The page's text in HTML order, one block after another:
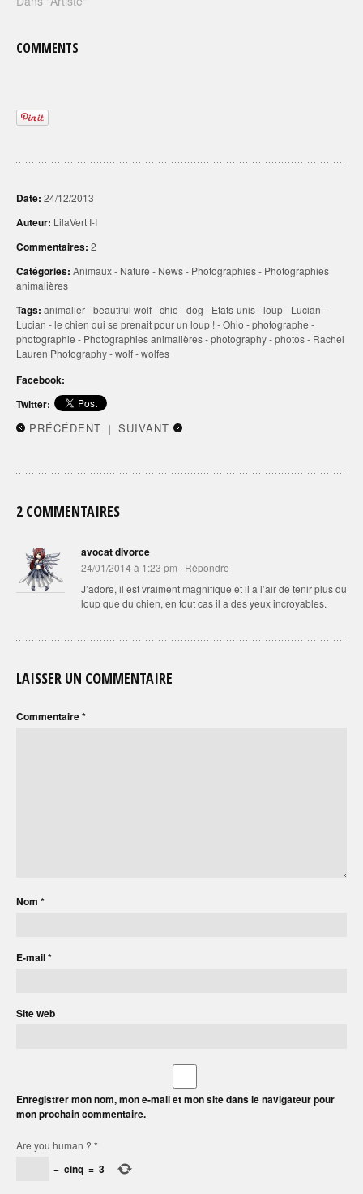
COMMENTS
Date: 24/12/2013
Auteur: LilaVert I-I
Commentaires: 2
Catégories: Animaux- Nature - News- Photographies- Photographies
animalières
Tags: animalier-beautiful wolf-chie -dog - Etats-unis-loup- Lucian -
Lucian - le chien qui se prenait pour un loup !-Ohio -photographe -
photographie - Photographies animalières-photography-photos- Rachel
Lauren Photography-wolf-wolfes
Facebook:
Twitter:
PRÉCÉDENT | SUIVANT
2 COMMENTAIRES
avocat divorce
24/01/2014 à 1:23 pm · Répondre
J’adore, il est vraiment magnifique et il a l’air de tenir plus du
loup que du chien, en tout cas il a des yeux incroyables.
LAISSER UN COMMENTAIRE
Commentaire*
Nom *
E-mail*
Site web
Enregistrer mon nom, mon e-mail et mon site dans le navigateur pour
mon prochain commentaire.
Are you human ? *
− cinq = 3